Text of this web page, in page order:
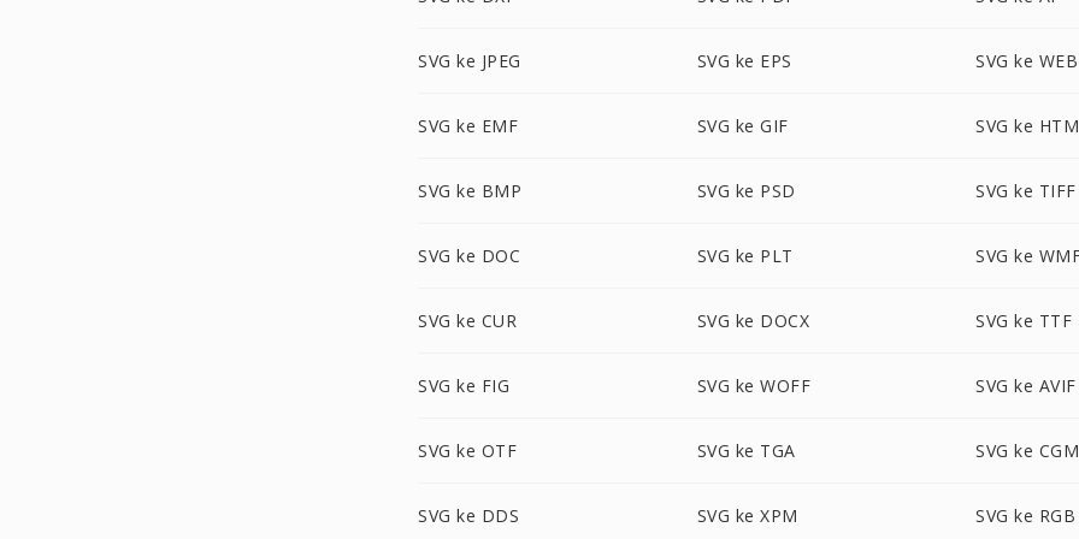
SVG ke JPEG SVG ke EPS SVG ke
SVG ke EMF SVG ke GIF SVG ke
SVG ke BMP SVG ke PSD SVG ke TIFF
SVG ke DOC SVG ke PLT SVG ke
SVG ke CUR SVG ke DOCX SVG ke TTF
SVG ke FIG SVG ke WOFF SVG ke AVIF
SVG ke OTF SVG ke TGA SVG ke CGM
SVG ke DDS SVG ke XPM SVG ke RGB